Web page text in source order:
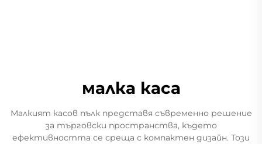
малка каса
Малкият касов пълк представя съвременно решение
за търговски пространства, където
ефективността се среща с компактен дизайн. Този